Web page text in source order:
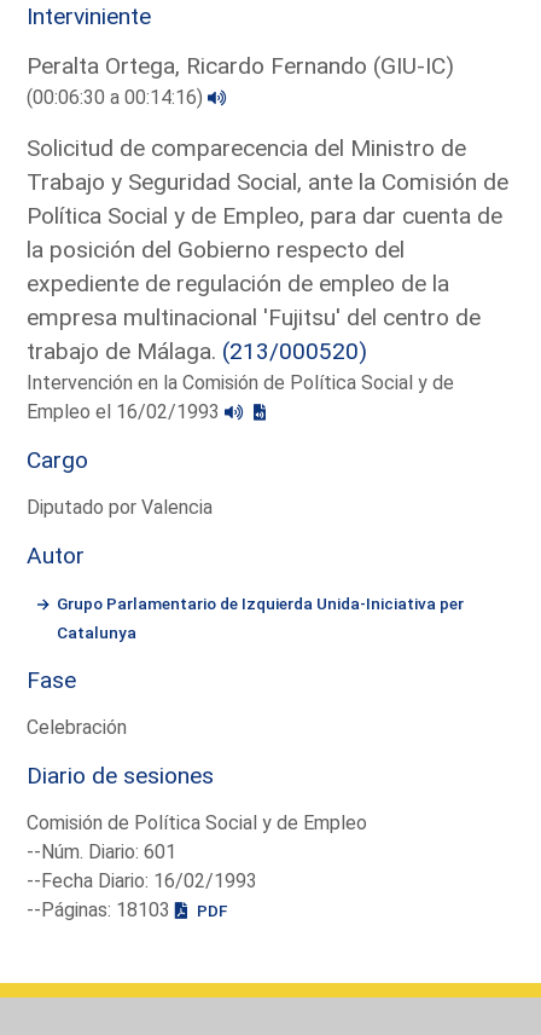
Interviniente
Peralta Ortega, Ricardo Fernando (GIU-IC)
(00:06:30 a 00:14:16)
Solicitud de comparecencia del Ministro de
Trabajo y Seguridad Social, ante la Comisión de
Política Social y de Empleo, para dar cuenta de
la posición del Gobierno respecto del
expediente de regulación de empleo de la
empresa multinacional 'Fujitsu' del centro de
trabajo de Málaga. (213/000520)
Intervención en la Comisión de Política Social y de
Empleo el 16/02/1993
Cargo
Diputado por Valencia
Autor
Grupo Parlamentario de Izquierda Unida-Iniciativa per
Catalunya
Fase
Celebración
Diario de sesiones
Comisión de Política Social y de Empleo
--Núm. Diario: 601
--Fecha Diario: 16/02/1993
--Páginas: 18103
PDF